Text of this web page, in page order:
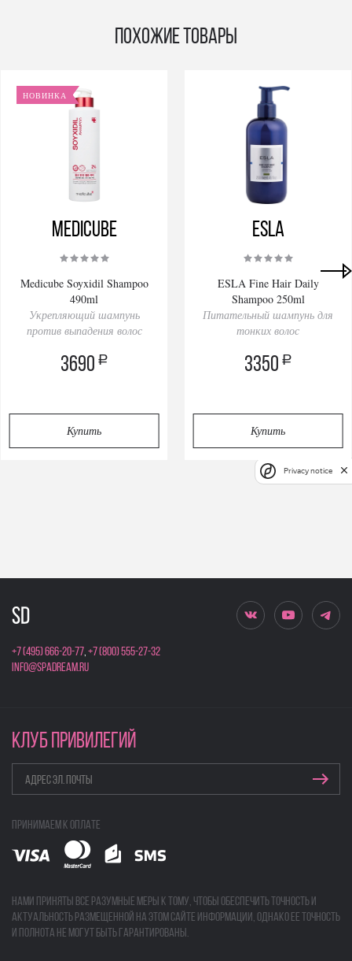
Похожие товары
НОВИНКА
Medicube
Medicube Soyxidil Shampoo
490ml
Укрепляющий шампунь
против выпадения волос
3690 a
Купить
ESLA
ESLA Fine Hair Daily
Shampoo 250ml
Питательный шампунь для
тонких волос
3350 a
Купить
+7 (495) 666-20-77,+7 (800) 555-27-32
info@spadream.ru
КЛУБ ПРИВИЛЕГИЙ
Принимаем к оплате
Нами приняты все разумные меры к тому, чтобы обеспечить точность и
актуальность размещенной на этом сайте информации, однако ее точность
и полнота не могут быть гарантированы.
Privacy notice